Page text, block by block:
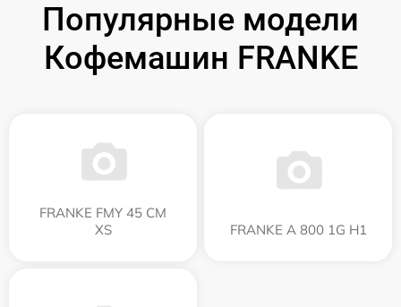
Популярные модели
Кофемашин FRANKE
FRANKE FMY 45 CM
XS
FRANKE A 800 1G H1